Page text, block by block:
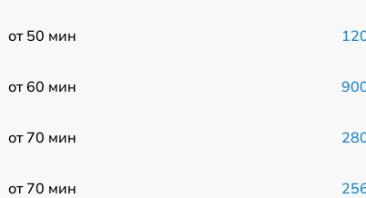
от 50 мин
от 60 мин
от 70 мин
от 70 мин